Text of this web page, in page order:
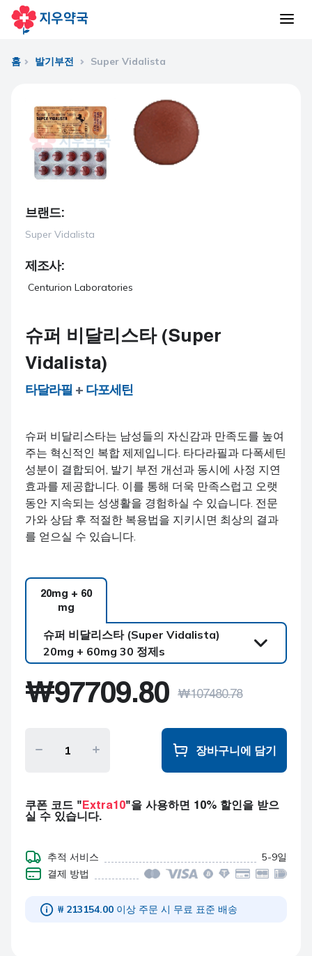
홈 발기부전 Super Vidalista
브랜드:
Super Vidalista
제조사:
Centurion Laboratories
슈퍼 비달리스타 (Super
Vidalista)
타달라필 + 다포세틴
슈퍼 비달리스타는 남성들의 자신감과 만족도를 높여
주는 혁신적인 복합 제제입니다. 타다라필과 다폭세틴
성분이 결합되어, 발기 부전 개선과 동시에 사정 지연
효과를 제공합니다. 이를 통해 더욱 만족스럽고 오랫
동안 지속되는 성생활을 경험하실 수 있습니다. 전문
가와 상담 후 적절한 복용법을 지키시면 최상의 결과
를 얻으실 수 있습니다.
20mg + 60
mg
슈퍼 비달리스타 (Super Vidalista)
20mg + 60mg 30 정제s
(Super Vidalista)
20mg + 60mg 30 정제s
20mg + 60mg 60 정제s
20mg + 60mg 90 정제s
20mg + 60mg 120 정제
₩97709.80 ₩107480.78
장바구니에 담기
쿠폰 코드 " Extra10"을 사용하면 10% 할인을 받으
실 수 있습니다.
추적 서비스
5-9일
결제 방법
₩ 213154.00 이상 주문 시 무료 표준 배송